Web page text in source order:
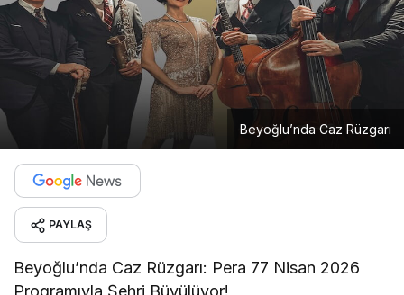
Beyoğlu’nda Caz Rüzgarı
PAYLAŞ
Beyoğlu’nda Caz Rüzgarı: Pera 77 Nisan 2026
Programıyla Şehri Büyülüyor!